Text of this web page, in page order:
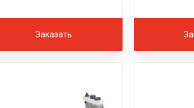
Заказать